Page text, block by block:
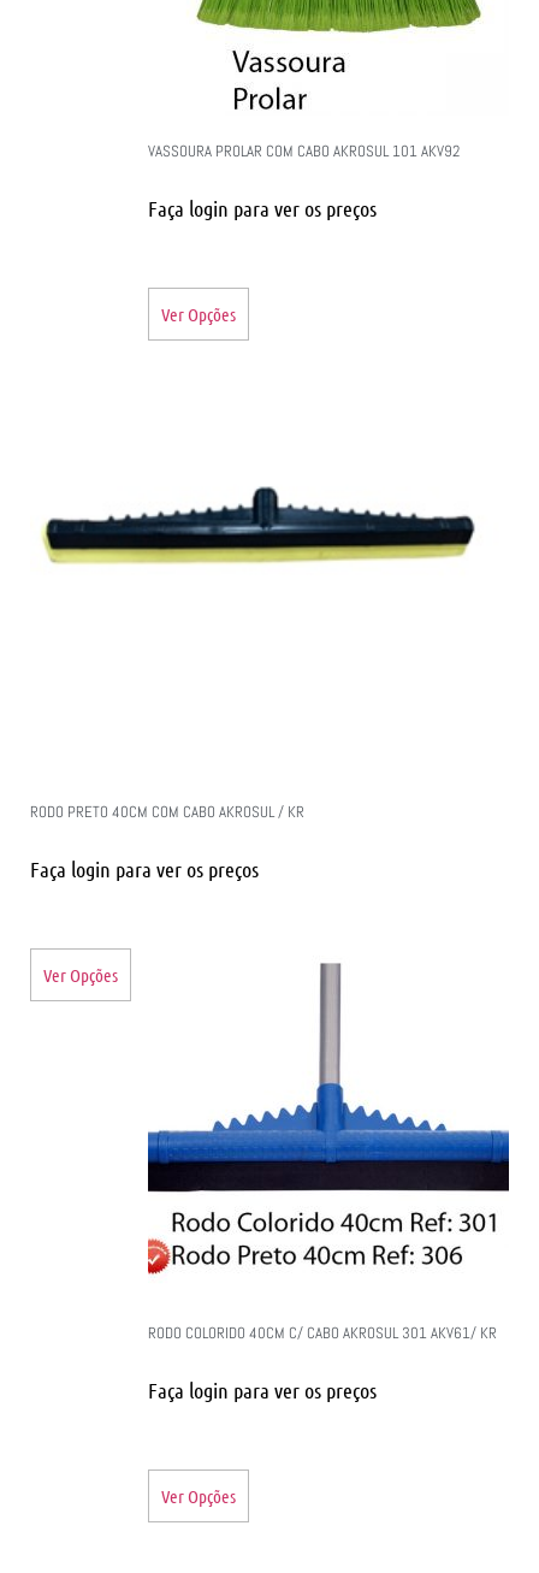
VASSOURA PROLAR COM CABO AKROSUL 101 AKV92
Faça login para ver os preços
Ver Opções
RODO PRETO 40CM COM CABO AKROSUL / KR
Faça login para ver os preços
Ver Opções
RODO COLORIDO 40CM C/ CABO AKROSUL 301 AKV61/ KR
Faça login para ver os preços
Ver Opções